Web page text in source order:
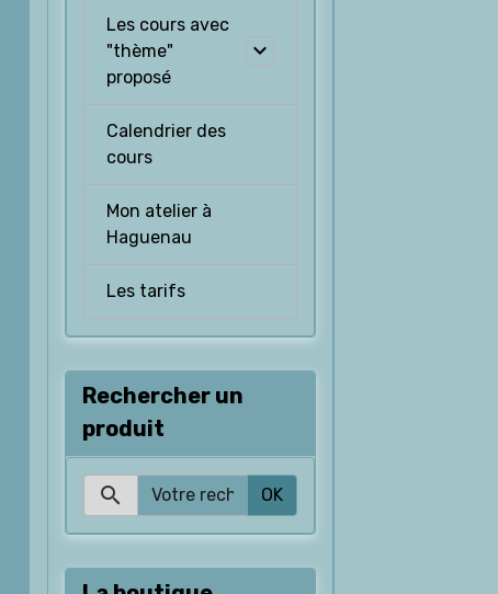
Les cours avec
"thème"
proposé
Calendrier des
cours
Mon atelier à
Haguenau
Les tarifs
Rechercher un
produit
OK